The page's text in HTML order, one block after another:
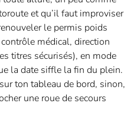
et qu’il faut improviser
le permis poids
médical, direction
titres sécurisés), en mode
la date siffle la fin du plein.
ton tableau de bord, sinon,
une roue de secours